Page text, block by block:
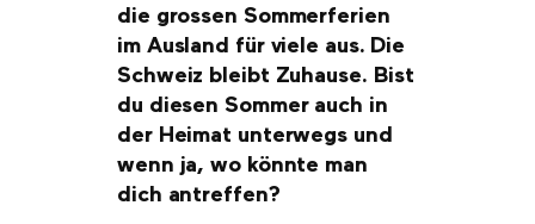
die grossen Sommerferien
im Ausland für viele aus. Die
Schweiz bleibt Zuhause. Bist
du diesen Sommer auch in
der Heimat unterwegs und
wenn ja, wo könnte man
dich antreffen?